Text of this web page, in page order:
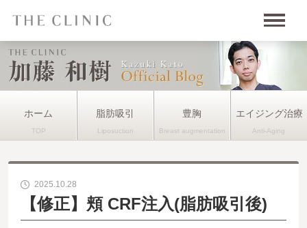
ホーム 脂肪吸引 豊胸 エイジング治療
2025.10.28
【修正】頬 CRF注入(脂肪吸引後)